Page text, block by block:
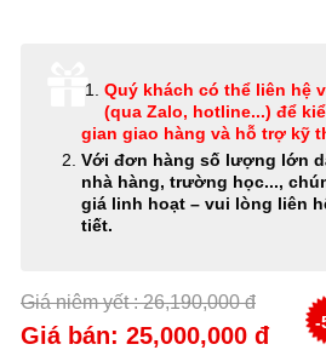
Quý khách có thể liên hệ
(qua Zalo, hotline...) để
gian giao hàng và hỗ trợ kỹ
Với đơn hàng số lượng lớn
nhà hàng, trường học...,
giá linh hoạt – vui lòng liên
tiết.
Giá niêm yết : 26,190,000 đ
Giá bán: 25,000,000 đ -